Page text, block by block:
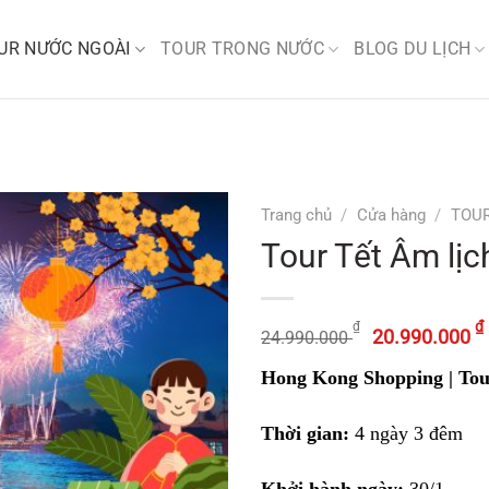
NƯỚC NGOÀI TOUR TRONG NƯỚC BLOG DU LỊCH
Trang chủ / Cửa hàng /
Tour Tết Âm
24.990.000
₫
Giá
là:
20.990.000 ₫
Hong Kong Shopping |
Thời gian: 4 ngày 3 đêm